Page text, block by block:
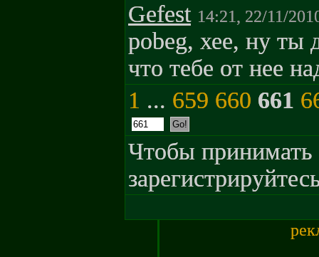
Gefest 14:21, 22/11/
pobeg, хее, ну ты
что тебе от нее
1 ... 659 660 661
Чтобы принимать